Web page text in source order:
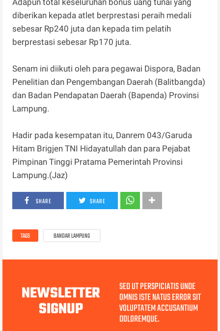
Adapun total keseluruhan bonus uang tunai yang
diberikan kepada atlet berprestasi peraih medali
sebesar Rp240 juta dan kepada tim pelatih
berprestasi sebesar Rp170 juta.
Senam ini diikuti oleh para pegawai Dispora, Badan
Penelitian dan Pengembangan Daerah (Balitbangda)
dan Badan Pendapatan Daerah (Bapenda) Provinsi
Lampung.
Hadir pada kesempatan itu, Danrem 043/Garuda
Hitam Brigjen TNI Hidayatullah dan para Pejabat
Pimpinan Tinggi Pratama Pemerintah Provinsi
Lampung.(Jaz)
SHARE SHARE
TAGS BANDAR LAMPUNG
NEWSLETTER
SIGNUP
SED UT PERSPICIATIS UNDE
OMNIS ISTE NATUS ERROR SIT
VOLUPTATEM ACCUSANTIUM
DOLOREMQUE.